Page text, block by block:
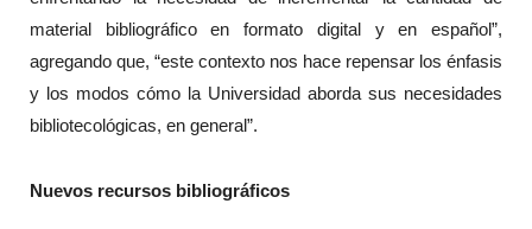
material bibliográfico en formato digital y en español”,
agregando que, “este contexto nos hace repensar los énfasis
y los modos cómo la Universidad aborda sus necesidades
bibliotecológicas, en general”.
Nuevos recursos bibliográficos